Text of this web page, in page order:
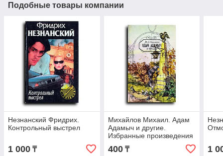
Подобные товары компании
Незнанский Фридрих.
Контрольный выстрел
1 000 ₸
Михайлов Михаил. Адам
Адамыч и другие.
Избранные произведения
400₸ 1